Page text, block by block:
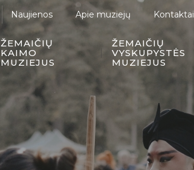
Naujienos Apie muziejų Kontaktai
ŽEMAIČIŲ
KAIMO
MUZIEJUS
ŽEMAIČIŲ
VYSKUPYSTĖS
MUZIEJUS